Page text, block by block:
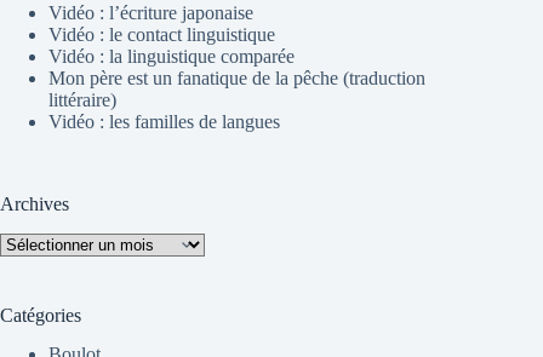
Vidéo : l’écriture japonaise
Vidéo : le contact linguistique
Vidéo : la linguistique comparée
Mon père est un fanatique de la pêche (traduction
littéraire)
Vidéo : les familles de langues
Archives
Archives
Catégories